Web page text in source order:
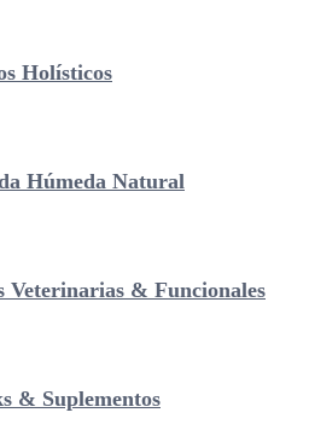
Holísticos
Húmeda Natural
Veterinarias & Funcionales
& Suplementos